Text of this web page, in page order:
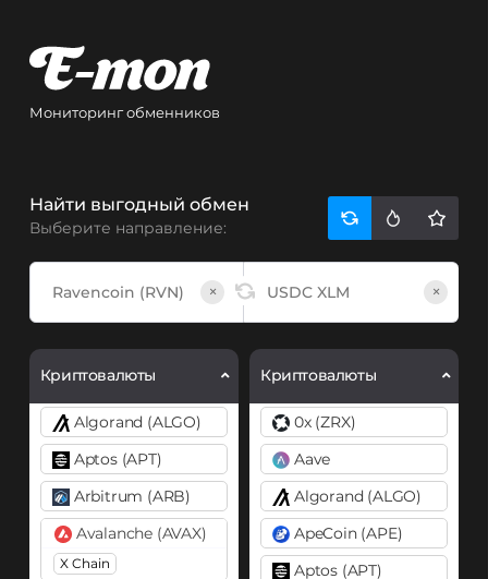
Мониторинг обменников
Найти выгодный обмен
Выберите направление:
× ×
Криптовалюты
Algorand (ALGO)
Aptos (APT)
Arbitrum (ARB)
Avalanche (AVAX)
X Chain
Криптовалюты
0x (ZRX)
Aave
Algorand (ALGO)
ApeCoin (APE)
Aptos (APT)